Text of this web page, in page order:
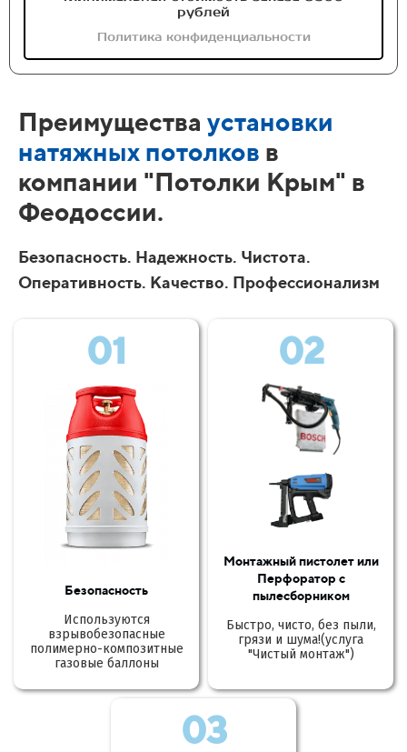
рублей
Политика конфиденциальности
Преимущества установки
натяжных потолков в
компании "Потолки Крым" в
Феодоссии.
Безопасность. Надежность. Чистота.
Оперативность. Качество. Профессионализм
01
Безопасность
Используются
взрывобезопасные
полимерно-композитные
газовые баллоны
02
Монтажный пистолет или
Перфоратор с
пылесборником
Быстро, чисто, без пыли,
грязи и шума!(услуга
"Чистый монтаж")
03